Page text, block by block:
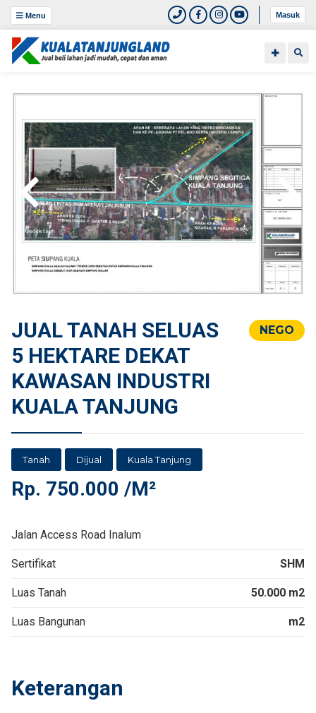
Menu Masuk
JUAL TANAH SELUAS
5 HEKTARE DEKAT
KAWASAN INDUSTRI
KUALA TANJUNG
NEGO
Tanah Dijual Kuala Tanjung
Rp. 750.000 /M²
Jalan Access Road Inalum
Sertifikat SHM
Luas Tanah 50.000 m2
Luas Bangunan m2
Keterangan